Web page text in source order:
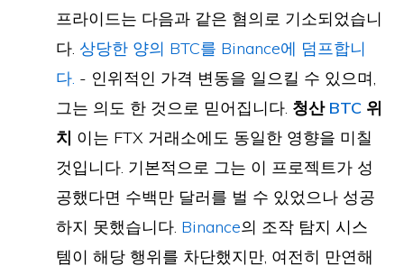
프라이드는 다음과 같은 혐의로 기소되었습니
다. 상당한 양의 BTC를 Binance에 덤프합니
다. - 인위적인 가격 변동을 일으킬 수 있으며,
그는 의도 한 것으로 믿어집니다. 청산 BTC 위
치 이는 FTX 거래소에도 동일한 영향을 미칠
것입니다. 기본적으로 그는 이 프로젝트가 성
공했다면 수백만 달러를 벌 수 있었으나 성공
하지 못했습니다. Binance의 조작 탐지 시스
템이 해당 행위를 차단했지만, 여전히 만연해